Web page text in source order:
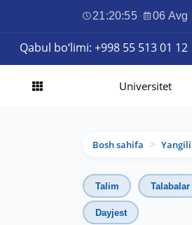
21:20:56 · 06 Avg
Qabul bo‘limi: +998 55 513 01 12
Universitet
Bosh sahifa >
Talim Talabalar
Dayjest